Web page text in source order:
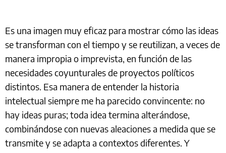
Es una imagen muy eficaz para mostrar cómo las ideas
se transforman con el tiempo y se reutilizan, a veces de
manera impropia o imprevista, en función de las
necesidades coyunturales de proyectos políticos
distintos. Esa manera de entender la historia
intelectual siempre me ha parecido convincente: no
hay ideas puras; toda idea termina alterándose,
combinándose con nuevas aleaciones a medida que se
transmite y se adapta a contextos diferentes. Y